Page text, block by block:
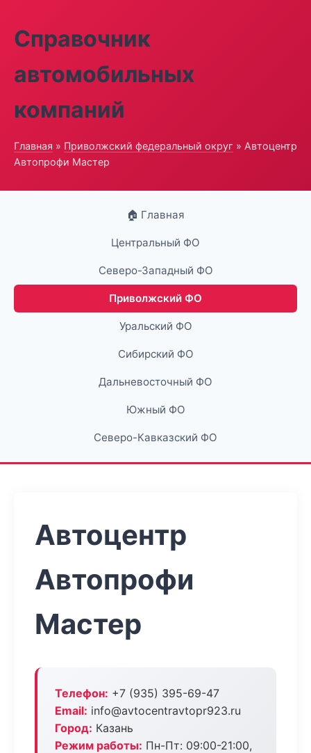
Справочник
автомобильных
компаний
Главная » Приволжский федеральный округ » Автоцентр
Автопрофи Мастер
🏠 Главная
Центральный ФО
Северо-Западный ФО
Приволжский ФО
Уральский ФО
Сибирский ФО
Дальневосточный ФО
Южный ФО
Северо-Кавказский ФО
Автоцентр
Автопрофи
Мастер
Телефон: +7 (935) 395-69-47
Email: info@avtocentravtopr923.ru
Город: Казань
Режим работы: Пн-Пт: 09:00-21:00,